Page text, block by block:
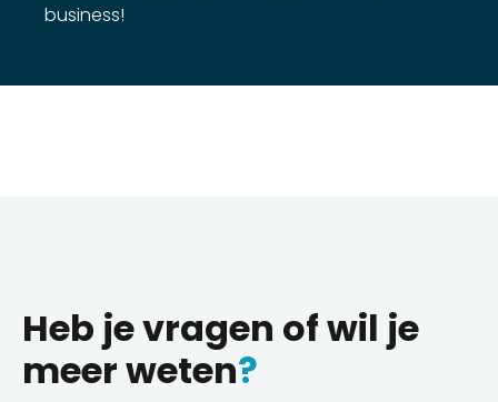
business!
Heb je vragen of wil je
meer weten?